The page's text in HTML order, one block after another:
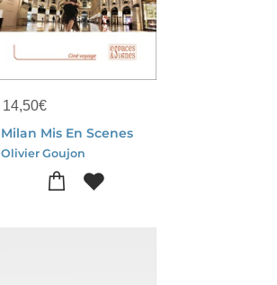
14,50€
Milan Mis En Scenes
Olivier Goujon